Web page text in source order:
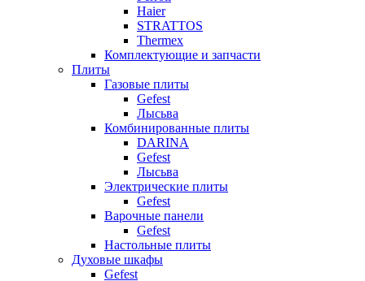
Haier
STRATTOS
Thermex
Комплектующие и запчасти
Плиты
Газовые плиты
Gefest
Лысьва
Комбинированные плиты
DARINA
Gefest
Лысьва
Электрические плиты
Gefest
Варочные панели
Gefest
Настольные плиты
Духовые шкафы
Gefest